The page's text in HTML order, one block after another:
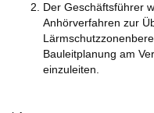
Der Geschäftsführer
Anhörverfahren zur
Bauleitplanung am
einzuleiten.